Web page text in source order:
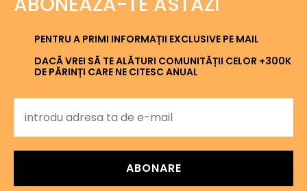
PENTRU A PRIMI INFORMAȚII EXCLUSIVE PE MAIL
DACĂ VREI SĂ TE ALĂTURI COMUNITĂȚII CELOR +300K
DE PĂRINȚI CARE NE CITESC ANUAL
ABONARE